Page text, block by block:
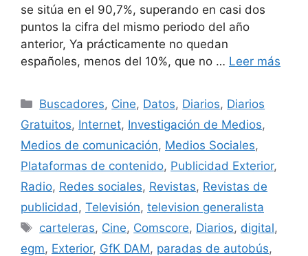
se sitúa en el 90,7%, superando en casi dos
puntos la cifra del mismo periodo del año
anterior, Ya prácticamente no quedan
españoles, menos del 10%, que no … Leer más
Categorías
Buscadores, Cine, Datos, Diarios, Diarios
Gratuitos, Internet, Investigación de Medios,
Medios de comunicación, Medios Sociales,
Plataformas de contenido, Publicidad Exterior,
Radio, Redes sociales, Revistas, Revistas de
publicidad, Televisión, television generalista
Etiquetas
carteleras, Cine, Comscore, Diarios, digital,
egm, Exterior, GfK DAM, paradas de autobús,